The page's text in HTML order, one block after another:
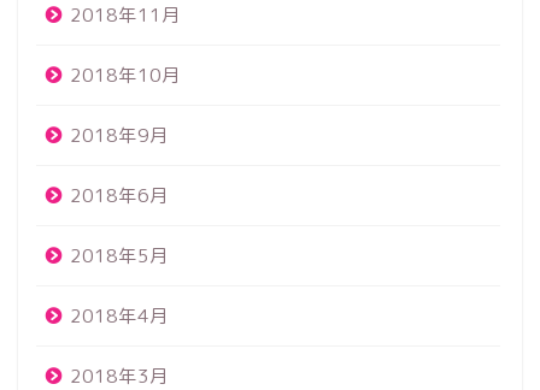
2018年11月
2018年10月
2018年9月
2018年6月
2018年5月
2018年4月
2018年3月